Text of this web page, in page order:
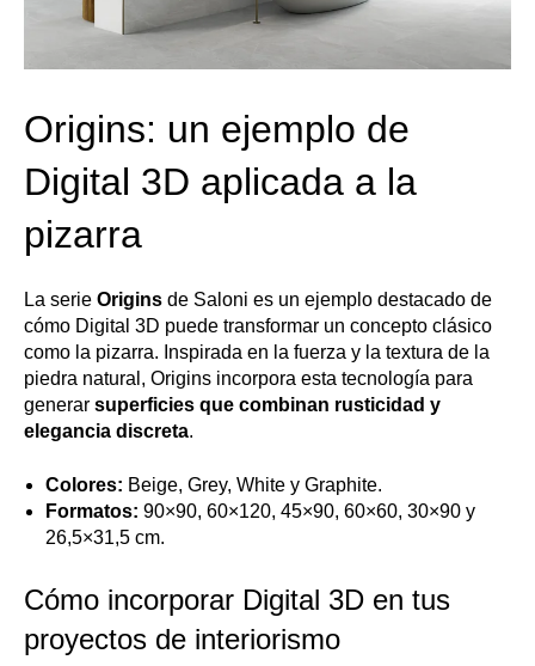
Origins: un ejemplo de
Digital 3D aplicada a la
pizarra
La serie Origins de Saloni es un ejemplo destacado de
cómo Digital 3D puede transformar un concepto clásico
como la pizarra. Inspirada en la fuerza y la textura de la
piedra natural, Origins incorpora esta tecnología para
generar superficies que combinan rusticidad y
elegancia discreta.
Colores: Beige, Grey, White y Graphite.
Formatos: 90×90, 60×120, 45×90, 60×60, 30×90 y
26,5×31,5 cm.
Cómo incorporar Digital 3D en tus
proyectos de interiorismo